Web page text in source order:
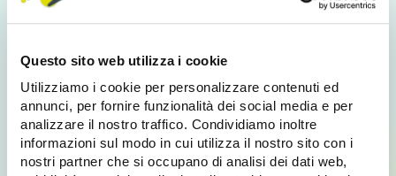
Questo sito web utilizza i cookie
Utilizziamo i cookie per personalizzare contenuti ed
annunci, per fornire funzionalità dei social media e per
analizzare il nostro traffico. Condividiamo inoltre
informazioni sul modo in cui utilizza il nostro sito con i
nostri partner che si occupano di analisi dei dati web,
alle esigenze commerciali, per
il calcolo delle
provvigioni più semplice e fluido.
Listini cliente di default differenziati
Un’altra delle nuovefunzionalità avanzatedi Order
Senderè la possibilità diimpostare listini di default